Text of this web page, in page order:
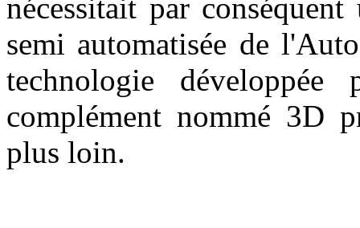
nécessitait par
semi automatisée de
technologie
complément nommé 3D
plus loin.